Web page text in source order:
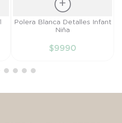
Talla
Polera Blanca Detalles Infant
Niña
$9990